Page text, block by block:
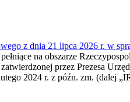
z dnia 21 lipca 2026 r. w
na obszarze
przez Prezesa
2024 r. z późn. zm. (dalej